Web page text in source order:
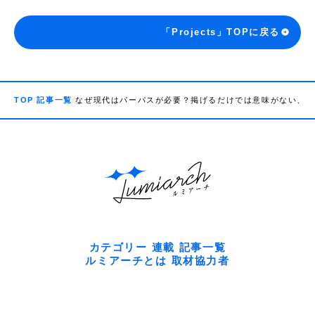
「Projects」TOPに戻る
TOP 記事一覧 なぜ現代はパーパスが必要？掲げるだけでは意味がない、
カテゴリー 連載 記事一覧
ルミアーチとは 取材協力者